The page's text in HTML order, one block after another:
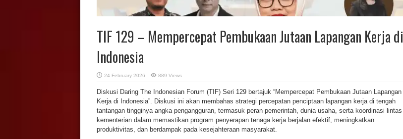
TIF 129 – Mempercepat Pembukaan Jutaan Lapangan Kerja di
Indonesia
24 February 2026 889 Views
Diskusi Daring The Indonesian Forum (TIF) Seri 129 bertajuk “Mempercepat Pembukaan Jutaan Lapangan
Kerja di Indonesia”. Diskusi ini akan membahas strategi percepatan penciptaan lapangan kerja di tengah
tantangan tingginya angka pengangguran, termasuk peran pemerintah, dunia usaha, serta koordinasi lintas
kementerian dalam memastikan program penyerapan tenaga kerja berjalan efektif, meningkatkan
produktivitas, dan berdampak pada kesejahteraan masyarakat.